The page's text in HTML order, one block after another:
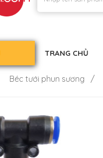
TRANG CHỦ
Béc tưới phun sương /